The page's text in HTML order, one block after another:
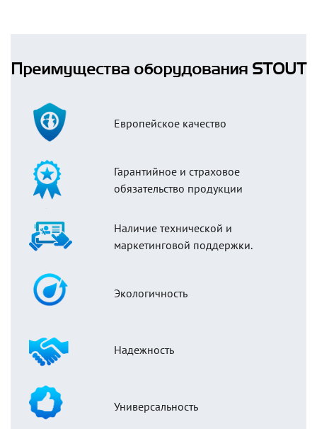
Преимущества оборудования STOUT
Европейское качество
Гарантийное и страховое
обязательство продукции
Наличие технической и
маркетинговой поддержки.
Экологичность
Надежность
Универсальность